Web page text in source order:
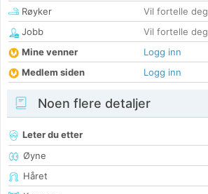
Røyker
Vil fortelle deg
Jobb
Vil fortelle deg
Mine venner
Logg inn
Medlem siden
Logg inn
Noen flere detaljer
Leter du etter
Øyne
Håret